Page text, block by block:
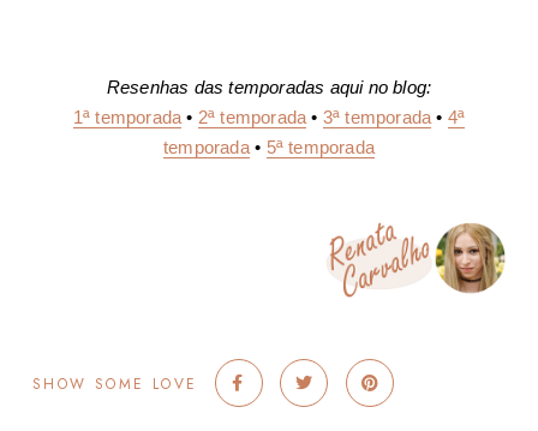
Resenhas das temporadas aqui no blog:
1ª temporada • 2ª temporada • 3ª temporada • 4ª
temporada• 5ª temporada
SHOW SOME LOVE